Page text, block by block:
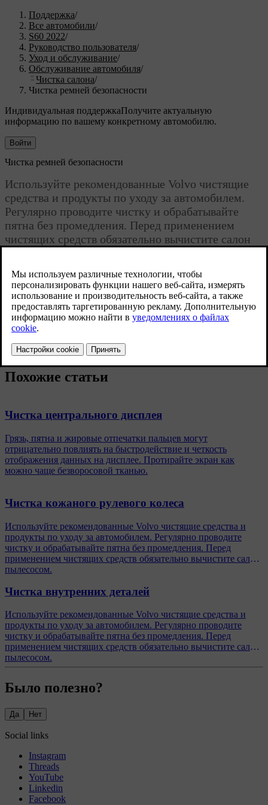
Поддержка/
Все автомобили/
S60 2022/
Руководство пользователя/
Уход и обслуживание/
Обслуживание автомобиля/
Чистка салона/
Чистка ремней безопасности
Индивидуальная поддержкаПолучите актуальную
информацию по вашему конкретному автомобилю.
Войти
Обновленная версия 19.10.2021
Чистка ремней безопасности
Используйте рекомендованные Volvo чистящие
средства и продукты по уходу за автомобилем.
Регулярно проводите чистку и обрабатывайте
пятна без промедления. Перед применением
чистящих средств обязательно вычистите салон
Используйте воду и синтетические моющие вещества;
специальное моющее средство для тканей можно найти у
дилера Volvo. Высушите ремень перед тем, как снова намотать
его на катушку.
Похожие статьи
Чистка центрального дисплея
Грязь, пятна и жировые отпечатки пальцев могут
отрицательно повлиять на быстродействие и четкость
отображения данных на дисплее. Протирайте экран как
можно чаще безворосовой тканью.
Чистка кожаного рулевого колеса
Используйте рекомендованные Volvo чистящие средства и
продукты по уходу за автомобилем. Регулярно проводите
чистку и обрабатывайте пятна без промедления. Перед
применением чистящих средств обязательно вычистите салон
пылесосом.
Чистка внутренних деталей
Используйте рекомендованные Volvo чистящие средства и
продукты по уходу за автомобилем. Регулярно проводите
чистку и обрабатывайте пятна без промедления. Перед
применением чистящих средств обязательно вычистите салон
пылесосом.
Было полезно?
Да Нет